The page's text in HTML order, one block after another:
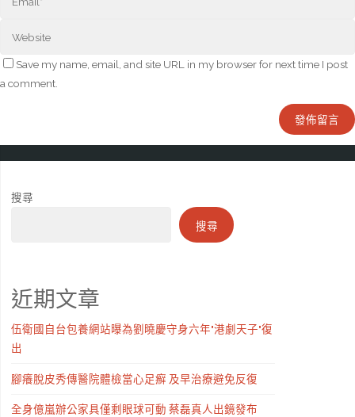
Save my name, email, and site URL in my browser for next time I post
a comment.
搜尋
搜尋
近期文章
伍衛國自台包養網站曝為劉曉慶守身六年"港劇天子"復
出
腳癢脫皮秀傳醫院體檢當心足癬 及早治療避免反復
全身億嵐辦公家具僅剩眼球可動 蔡磊真人出鏡發布